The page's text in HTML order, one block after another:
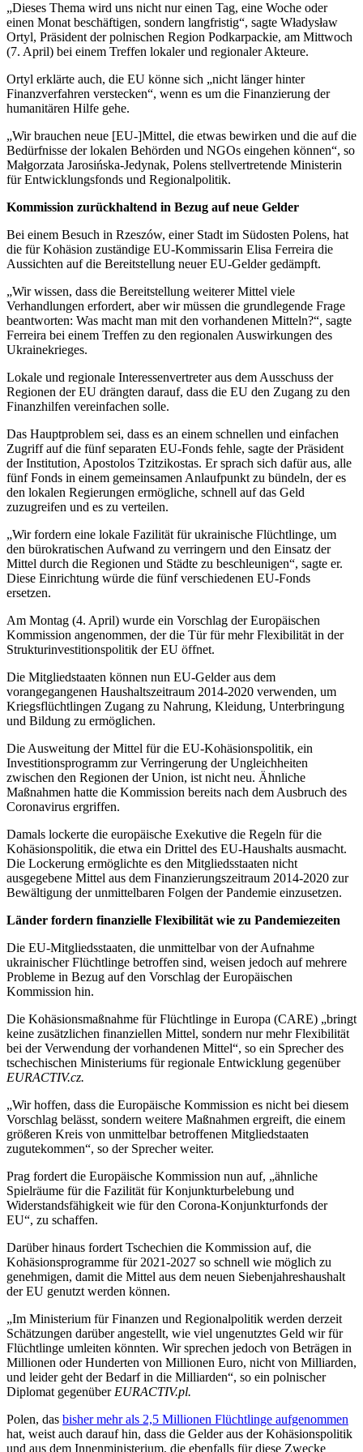
„Dieses Thema wird uns nicht nur einen Tag, eine Woche oder
einen Monat beschäftigen, sondern langfristig“, sagte Władysław
Ortyl, Präsident der polnischen Region Podkarpackie, am Mittwoch
(7. April) bei einem Treffen lokaler und regionaler Akteure.
Ortyl erklärte auch, die EU könne sich „nicht länger hinter
Finanzverfahren verstecken“, wenn es um die Finanzierung der
humanitären Hilfe gehe.
„Wir brauchen neue [EU-]Mittel, die etwas bewirken und die auf die
Bedürfnisse der lokalen Behörden und NGOs eingehen können“, so
Małgorzata Jarosińska-Jedynak, Polens stellvertretende Ministerin
für Entwicklungsfonds und Regionalpolitik.
Kommission zurückhaltend in Bezug auf neue Gelder
Bei einem Besuch in Rzeszów, einer Stadt im Südosten Polens, hat
die für Kohäsion zuständige EU-Kommissarin Elisa Ferreira die
Aussichten auf die Bereitstellung neuer EU-Gelder gedämpft.
„Wir wissen, dass die Bereitstellung weiterer Mittel viele
Verhandlungen erfordert, aber wir müssen die grundlegende Frage
beantworten: Was macht man mit den vorhandenen Mitteln?“, sagte
Ferreira bei einem Treffen zu den regionalen Auswirkungen des
Ukrainekrieges.
Lokale und regionale Interessenvertreter aus dem Ausschuss der
Regionen der EU drängten darauf, dass die EU den Zugang zu den
Finanzhilfen vereinfachen solle.
Das Hauptproblem sei, dass es an einem schnellen und einfachen
Zugriff auf die fünf separaten EU-Fonds fehle, sagte der Präsident
der Institution, Apostolos Tzitzikostas. Er sprach sich dafür aus, alle
fünf Fonds in einem gemeinsamen Anlaufpunkt zu bündeln, der es
den lokalen Regierungen ermögliche, schnell auf das Geld
zuzugreifen und es zu verteilen.
„Wir fordern eine lokale Fazilität für ukrainische Flüchtlinge, um
den bürokratischen Aufwand zu verringern und den Einsatz der
Mittel durch die Regionen und Städte zu beschleunigen“, sagte er.
Diese Einrichtung würde die fünf verschiedenen EU-Fonds
ersetzen.
Am Montag (4. April) wurde ein Vorschlag der Europäischen
Kommission angenommen, der die Tür für mehr Flexibilität in der
Strukturinvestitionspolitik der EU öffnet.
Die Mitgliedstaaten können nun EU-Gelder aus dem
vorangegangenen Haushaltszeitraum 2014-2020 verwenden, um
Kriegsflüchtlingen Zugang zu Nahrung, Kleidung, Unterbringung
und Bildung zu ermöglichen.
Die Ausweitung der Mittel für die EU-Kohäsionspolitik, ein
Investitionsprogramm zur Verringerung der Ungleichheiten
zwischen den Regionen der Union, ist nicht neu. Ähnliche
Maßnahmen hatte die Kommission bereits nach dem Ausbruch des
Coronavirus ergriffen.
Damals lockerte die europäische Exekutive die Regeln für die
Kohäsionspolitik, die etwa ein Drittel des EU-Haushalts ausmacht.
Die Lockerung ermöglichte es den Mitgliedsstaaten nicht
ausgegebene Mittel aus dem Finanzierungszeitraum 2014-2020 zur
Bewältigung der unmittelbaren Folgen der Pandemie einzusetzen.
Länder fordern finanzielle Flexibilität wie zu Pandemiezeiten
Die EU-Mitgliedsstaaten, die unmittelbar von der Aufnahme
ukrainischer Flüchtlinge betroffen sind, weisen jedoch auf mehrere
Probleme in Bezug auf den Vorschlag der Europäischen
Kommission hin.
Die Kohäsionsmaßnahme für Flüchtlinge in Europa (CARE) „bringt
keine zusätzlichen finanziellen Mittel, sondern nur mehr Flexibilität
bei der Verwendung der vorhandenen Mittel“, so ein Sprecher des
tschechischen Ministeriums für regionale Entwicklung gegenüber
EURACTIV.cz.
„Wir hoffen, dass die Europäische Kommission es nicht bei diesem
Vorschlag belässt, sondern weitere Maßnahmen ergreift, die einem
größeren Kreis von unmittelbar betroffenen Mitgliedstaaten
zugutekommen“, so der Sprecher weiter.
Prag fordert die Europäische Kommission nun auf, „ähnliche
Spielräume für die Fazilität für Konjunkturbelebung und
Widerstandsfähigkeit wie für den Corona-Konjunkturfonds der
EU“, zu schaffen.
Darüber hinaus fordert Tschechien die Kommission auf, die
Kohäsionsprogramme für 2021-2027 so schnell wie möglich zu
genehmigen, damit die Mittel aus dem neuen Siebenjahreshaushalt
der EU genutzt werden können.
„Im Ministerium für Finanzen und Regionalpolitik werden derzeit
Schätzungen darüber angestellt, wie viel ungenutztes Geld wir für
Flüchtlinge umleiten könnten. Wir sprechen jedoch von Beträgen in
Millionen oder Hunderten von Millionen Euro, nicht von Milliarden,
und leider geht der Bedarf in die Milliarden“, so ein polnischer
Diplomat gegenüber EURACTIV.pl.
Polen, das bisher mehr als 2,5 Millionen Flüchtlinge aufgenommen
hat, weist auch darauf hin, dass die Gelder aus der Kohäsionspolitik
und aus dem Innenministerium, die ebenfalls für diese Zwecke